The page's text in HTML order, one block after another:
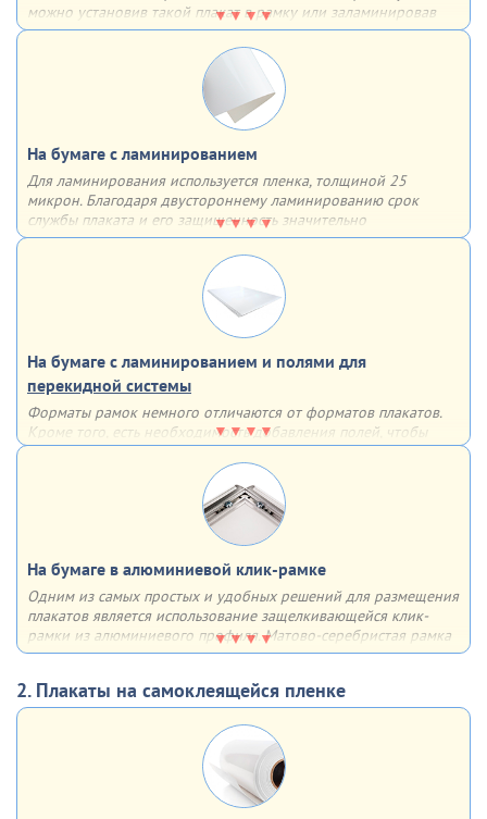
можно установив такой плакат в рамку или заламинировав
поверхность. В таком случае он может прослужить гораздо
На бумаге с ламинированием
Для ламинирования используется пленка, толщиной 25
микрон. Благодаря двустороннему ламинированию срок
службы плаката и его защищенность значительно
увеличиваются – плакат влагоустойчив, защищен от
механических повреждений и не выцветает
На бумаге с ламинированием и полями для
перекидной системы
Форматы рамок немного отличаются от форматов плакатов.
Кроме того, есть необходимость добавления полей, чтобы
рамка не закрывала часть информации. По этим причинам мы
дорабатываем макет для использования в перекидных
На бумаге в алюминиевой клик-рамке
Одним из самых простых и удобных решений для размещения
плакатов является использование защелкивающейся клик-
рамки из алюминиевого профиля. Матово-серебристая рамка
из алюминия с анодированным покрытием имеет множество
устойчивая к солнечным лучам и воздействию влаги
Отщёлкивающаяся крышка профиля (клик-система) позволяет
быстро менять информацию (плакат, постер и др.). Основание
рамки - 2-мм пластик, верхний слой, прижимающий плакат
выполнен из прозрачного ПЭТ
2. Плакаты на самоклеящейся пленке